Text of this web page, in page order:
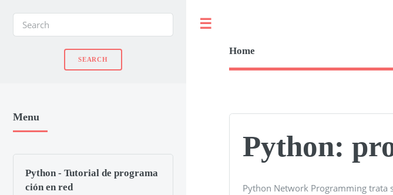
Home
Python:
Python Network Programming trata
Menu
Python - Tutorial de programa
ción en red